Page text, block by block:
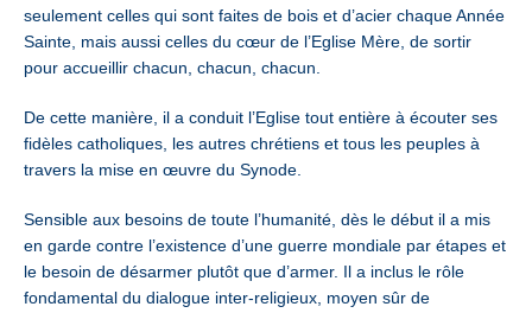
seulement celles qui sont faites de bois et d’acier chaque Année
Sainte, mais aussi celles du cœur de l’Eglise Mère, de sortir
pour accueillir chacun, chacun, chacun.
De cette manière, il a conduit l’Eglise tout entière à écouter ses
fidèles catholiques, les autres chrétiens et tous les peuples à
travers la mise en œuvre du Synode.
Sensible aux besoins de toute l’humanité, dès le début il a mis
en garde contre l’existence d’une guerre mondiale par étapes et
le besoin de désarmer plutôt que d’armer. Il a inclus le rôle
fondamental du dialogue inter-religieux, moyen sûr de